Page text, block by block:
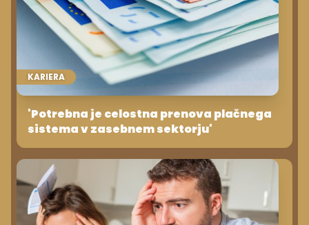
KARIERA
'Potrebna je celostna prenova plačnega
sistema v zasebnem sektorju'